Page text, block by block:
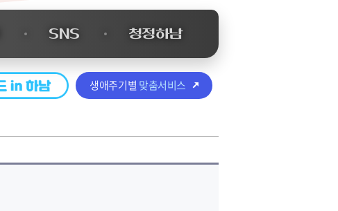
SNS 청정하남
생애주기별 맞춤서비스